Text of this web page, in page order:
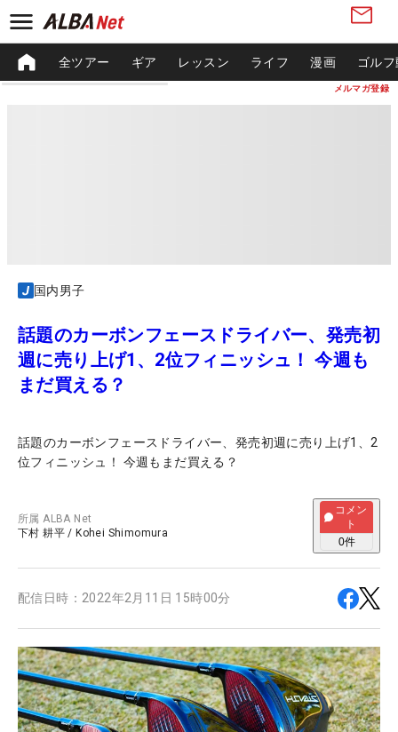
メルマガ登録
全ツアー ギア レッスン ライフ 漫画 ゴル
国内男子
話題のカーボンフェースドライバー、発売初
週に売り上げ1、2位フィニッシュ！ 今週も
まだ買える？
話題のカーボンフェースドライバー、発売初週に売り上げ1、2
位フィニッシュ！ 今週もまだ買える？
所属ALBA Net
下村 耕平 / Kohei Shimomura
コメン
ト
0件
配信日時： 2022年2月11日 15時00分